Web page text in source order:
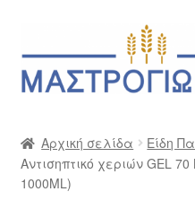
μετάβαση
στην
σε
περιεχόμενο
Cargo Kalymnos – Cargo
Αρχική σελίδα Είδη
Αντισηπτικό χεριών GEL
1000ML)